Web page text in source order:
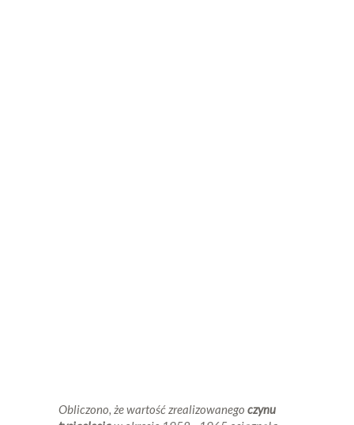
Obliczono, że wartość zrealizowanego czynu